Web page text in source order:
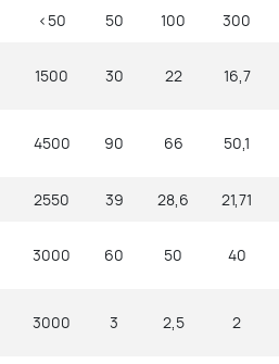
<50 50 100 300
1500 30 22 16,7
4500 90 66 50,1
2550 39 28,6 21,71
3000 60 50 40
3000 3 2,5 2